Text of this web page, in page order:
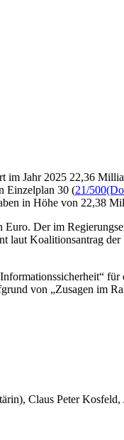
Jahr 2025 22,36
Einzelplan 30 (21/500
in Höhe von 22,38
Der im
Koalitionsantrag
von „Zusagen im
Claus Peter